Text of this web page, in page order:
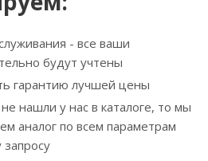
- все ваши
будут учтены
гарантию лучшей цены
нашли у нас в каталоге, то мы
аналог по всем параметрам